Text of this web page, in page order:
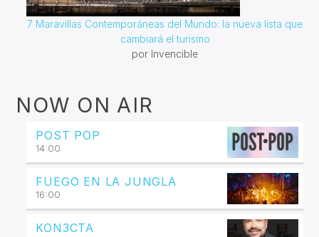
7 Maravillas Contemporáneas del Mundo: la nueva lista que
cambiará el turismo
por Invencible
NOW ON AIR
POST POP
14:00
FUEGO EN LA JUNGLA
16:00
KON3CTA